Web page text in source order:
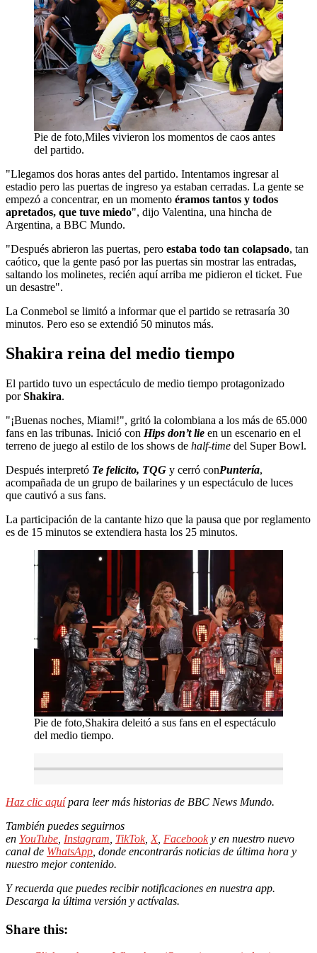
Pie de foto,Miles vivieron los momentos de caos antes
del partido.
"Llegamos dos horas antes del partido. Intentamos ingresar al
estadio pero las puertas de ingreso ya estaban cerradas. La gente se
empezó a concentrar, en un momento éramos tantos y todos
apretados, que tuve miedo", dijo Valentina, una hincha de
Argentina, a BBC Mundo.
"Después abrieron las puertas, pero estaba todo tan colapsado, tan
caótico, que la gente pasó por las puertas sin mostrar las entradas,
saltando los molinetes, recién aquí arriba me pidieron el ticket. Fue
un desastre".
La Conmebol se limitó a informar que el partido se retrasaría 30
minutos. Pero eso se extendió 50 minutos más.
Shakira reina del medio tiempo
El partido tuvo un espectáculo de medio tiempo protagonizado
porShakira.
"¡Buenas noches, Miami!", gritó la colombiana a los más de 65.000
fans en las tribunas. Inició con Hips don’t lie en un escenario en el
terreno de juego al estilo de los shows de half-time del Super Bowl.
Después interpretó Te felicito, TQG y cerró conPuntería,
acompañada de un grupo de bailarines y un espectáculo de luces
que cautivó a sus fans.
La participación de la cantante hizo que la pausa que por reglamento
es de 15 minutos se extendiera hasta los 25 minutos.
Pie de foto,Shakira deleitó a sus fans en el espectáculo
del medio tiempo.
Haz clic aquípara leer más historias de BBC News Mundo.
También puedes seguirnos
en YouTube Instagram TikTok, X, Facebooky en nuestro nuevo
canal de WhatsApp , donde encontrarás noticias de última hora y
nuestro mejor contenido.
Y recuerda que puedes recibir notificaciones en nuestra app.
Descarga la última versión y actívalas.
Share this: